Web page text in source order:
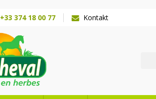
+33 374 18 00 77 Kontakt